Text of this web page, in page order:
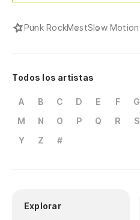
Punk RockMestSlow Motion
Todos los artistas
A B C D E F G
M
N O P Q R S
Y
Z #
Explorar